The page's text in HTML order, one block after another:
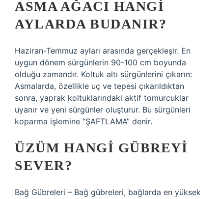
ASMA AĞACI HANGI
AYLARDA BUDANIR?
Haziran-Temmuz ayları arasında gerçekleşir. En
uygun dönem sürgünlerin 90-100 cm boyunda
olduğu zamandır. Koltuk altı sürgünlerini çıkarın:
Asmalarda, özellikle uç ve tepesi çıkarıldıktan
sonra, yaprak koltuklarındaki aktif tomurcuklar
uyanır ve yeni sürgünler oluşturur. Bu sürgünleri
koparma işlemine “ŞAFTLAMA” denir.
ÜZÜM HANGI GÜBREYI
SEVER?
Bağ Gübreleri – Bağ gübreleri, bağlarda en yüksek